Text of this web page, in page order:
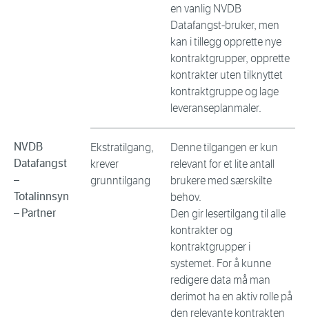
en vanlig NVDB
Datafangst-bruker, men
kan i tillegg opprette nye
kontraktgrupper, opprette
kontrakter uten tilknyttet
kontraktgruppe og lage
leveranseplanmaler.
NVDB
Datafangst
–
Totalinnsyn
– Partner
Ekstratilgang,
krever
grunntilgang
Denne tilgangen er kun
relevant for et lite antall
brukere med særskilte
behov.
Den gir lesertilgang til alle
kontrakter og
kontraktgrupper i
systemet. For å kunne
redigere data må man
derimot ha en aktiv rolle på
den relevante kontrakten